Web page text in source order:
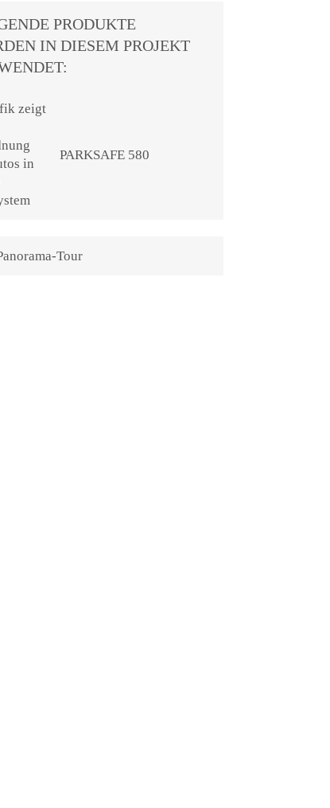
PRODUKTE
IN DIESEM PROJEKT
PARKSAFE 580
Tour